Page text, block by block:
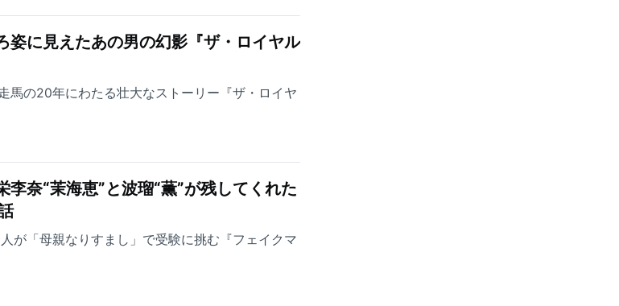
姿に見えたあの男の幻影『ザ・ロイヤル
馬の20年にわたる壮大なストーリー『ザ・ロイヤ
奈“茉海恵”と波瑠“薫”が残してくれた
が「母親なりすまし」で受験に挑む『フェイクマ